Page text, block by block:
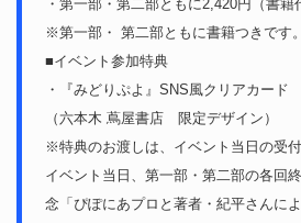
・第一部・第二部ともに2,420円（書籍
※第一部・ 第二部ともに書籍つきです。
■イベント参加特典
・『みどりぷよ』SNS風クリアカード
（六本木 蔦屋書店 限定デザイン）
※特典のお渡しは、イベント当日の受付
イベント当日、第一部・第二部の各回
念「ぴぽにあプロと著者・紀平さんに